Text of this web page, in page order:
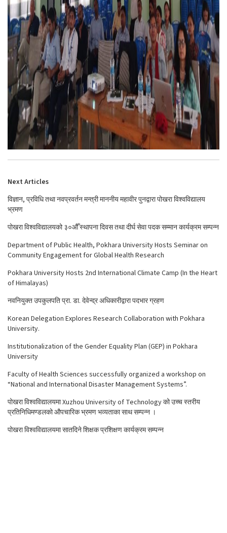
Next Articles
विज्ञान, प्रविधि तथा नवप्रवर्तन मन्त्री माननीय महावीर पुनद्वारा पोखरा विश्वविद्यालय
भ्रमण
पोखरा विश्वविद्यालयको ३०औँ स्थापना दिवस तथा दीर्घ सेवा पदक सम्मान कार्यक्रम सम्पन्न
Department of Public Health, Pokhara University Hosts Seminar on
Community Engagement for Global Health Research
Pokhara University Hosts 2nd International Climate Camp (In the Heart
of Himalayas)
नवनियुक्त उपकुलपति प्रा. डा. देवेन्द्र अधिकारीद्वारा पदभार ग्रहण
Korean Delegation Explores Research Collaboration with Pokhara
University.
Institutionalization of the Gender Equality Plan (GEP) in Pokhara
University
Faculty of Health Sciences successfully organized a workshop on
“National and International Disaster Management Systems”.
पोखरा विश्वविद्यालयमा Xuzhou University of Technology को उच्च स्तरीय
प्रतिनिधिमण्डलको औपचारिक भ्रमण भव्यताका साथ सम्पन्न ।
पोखरा विश्वविद्यालयमा सातदिने शिक्षक प्रशिक्षण कार्यक्रम सम्पन्न